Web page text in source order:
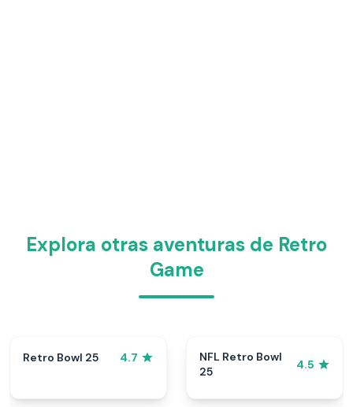
Explora otras aventuras de Retro
Game
Retro Bowl 25 4.7
NFL Retro Bowl
25
4.5